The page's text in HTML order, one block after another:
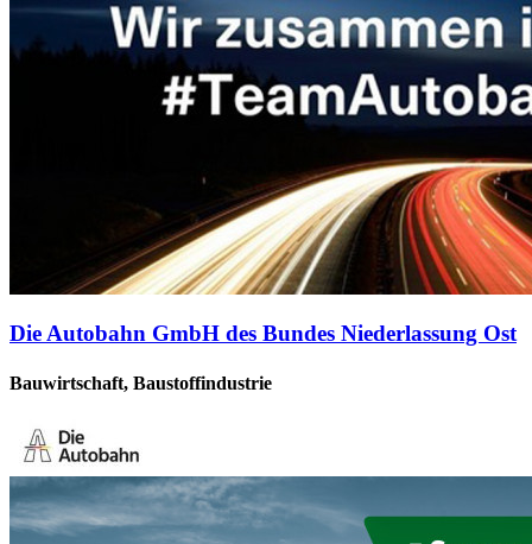
Die Autobahn GmbH des Bundes Niederlassung Ost
Bauwirtschaft, Baustoffindustrie